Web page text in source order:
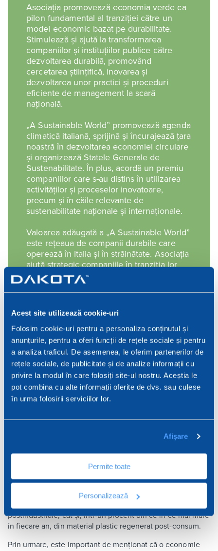
Acest site utilizează cookie-uri
Folosim cookie-uri pentru a personaliza conținutul și
anunțurile, pentru a oferi funcții de rețele sociale și pentru
a analiza traficul. De asemenea, le oferim partenerilor de
rețele sociale, de publicitate și de analize informații cu
privire la modul în care folosiți site-ul nostru. Aceștia le
pot combina cu alte informații oferite de dvs. sau culese
în urma folosirii serviciilor lor.
Afişare
Permite toate
Personalizează
Asociația promovează economia verde ca
pilon fundamental al tranziției către un
model economic bazat pe durabilitate.
Stimulează și ajută la transformarea
companiilor și instituțiilor publice către
dezvoltarea durabilă, promovând
cercetarea științifică, inovarea și
dezvoltarea unor practici și proceduri
eficiente de management la scară
națională.
„A Sustainable World” promovează agenda
climatică italiană, sprijină și încurajează țara
noastră în dezvoltarea economiei circulare
și organizează Statele Generale de
Sustenabilitate. În plus, acordă un premiu
companiilor care s-au distins în utilizarea
activităților și proceselor inovatoare,
precum și în căile relevante de
sustenabilitate naționale și internaționale.
Valoarea adăugată a „A Sustainable World”
este rețeaua de companii durabile care
operează în Italia și în străinătate. Asociația
ajută strategic companiile în tranziția lor
către durabilitate, prin proiecte care ajută la
îndeplinirea cerințelor ODD-urilor.
Reciclarea este doar o parte a
Dakota se angajează să folosească din ce în ce mai
puțini polimeri plastici virgini, decuplând-se astfel de
modelul tradițional de producție, dând din ce în ce mai
amonte de lanțul său de producție.
postindustriale, cât și, într-un procent din ce în ce mai mare
în fiecare an, din material plastic regenerat post-consum.
Prin urmare, este important de menționat că o economie